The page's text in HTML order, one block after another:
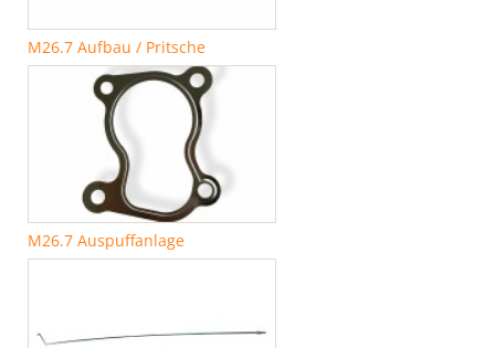
M26.7 Aufbau / Pritsche
M26.7 Auspuffanlage